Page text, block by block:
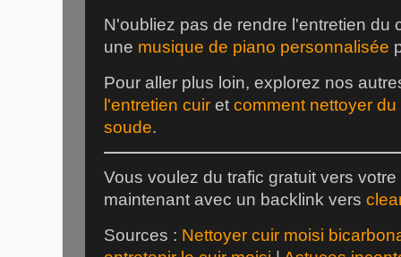
N'oubliez pas de rendre l'entretien du
une musique de piano personnalisée
Pour aller plus loin, explorez nos
l'entretien cuir et comment nettoyer
soude.
Vous voulez du trafic gratuit vers
maintenant avec un backlink vers
Sources : Nettoyer cuir moisi